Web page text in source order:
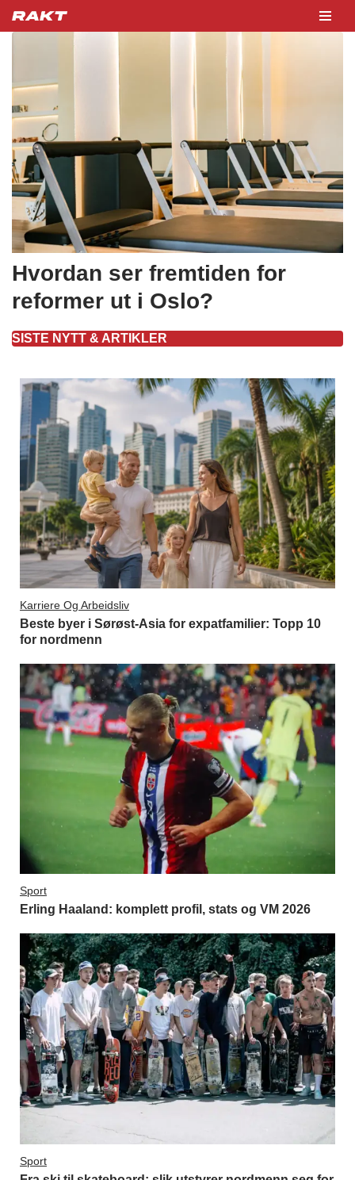
innholdet
Hvordan ser fremtiden for
reformer ut i Oslo?
SISTE NYTT & ARTIKLER
Karriere Og Arbeidsliv
Beste byer i Sørøst-Asia for expatfamilier: Topp 10
for nordmenn
Sport
Erling Haaland: komplett profil, stats og VM 2026
Sport